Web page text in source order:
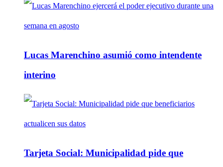
Lucas Marenchino asumió como intendente
interino
Tarjeta Social: Municipalidad pide que